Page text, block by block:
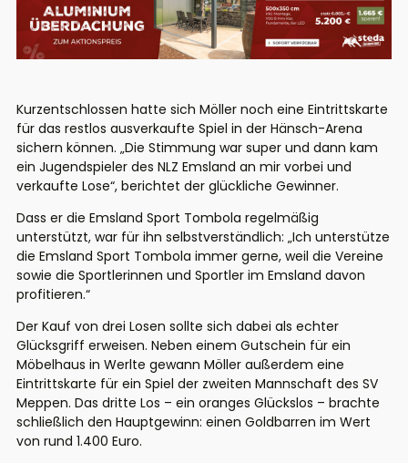
Kurzentschlossen hatte sich Möller noch eine Eintrittskarte
für das restlos ausverkaufte Spiel in der Hänsch-Arena
sichern können. „Die Stimmung war super und dann kam
ein Jugendspieler des NLZ Emsland an mir vorbei und
verkaufte Lose“, berichtet der glückliche Gewinner.
Dass er die Emsland Sport Tombola regelmäßig
unterstützt, war für ihn selbstverständlich: „Ich unterstütze
die Emsland Sport Tombola immer gerne, weil die Vereine
sowie die Sportlerinnen und Sportler im Emsland davon
profitieren.“
Der Kauf von drei Losen sollte sich dabei als echter
Glücksgriff erweisen. Neben einem Gutschein für ein
Möbelhaus in Werlte gewann Möller außerdem eine
Eintrittskarte für ein Spiel der zweiten Mannschaft des SV
Meppen. Das dritte Los – ein oranges Glückslos – brachte
schließlich den Hauptgewinn: einen Goldbarren im Wert
von rund 1.400 Euro.